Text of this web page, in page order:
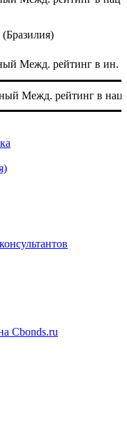
Межд. рейтинг в ин.
Межд. рейтинг в ин.
Межд. рейтинг в нац.
Cbonds.ru